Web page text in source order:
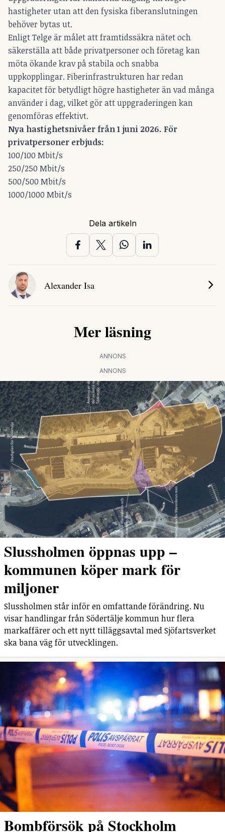
hastigheter utan att den fysiska fiberanslutningen
behöver bytas ut.
Enligt Telge är målet att framtidssäkra nätet och
säkerställa att både privatpersoner och företag kan
möta ökande krav på stabila och snabba
uppkopplingar. Fiberinfrastrukturen har redan
kapacitet för betydligt högre hastigheter än vad många
använder i dag, vilket gör att uppgraderingen kan
genomföras effektivt.
Nya hastighetsnivåer från 1 juni 2026. För
privatpersoner erbjuds:
100/100 Mbit/s
250/250 Mbit/s
500/500 Mbit/s
1000/1000 Mbit/s
Dela artikeln
Alexander Isa
Mer läsning
ANNONS
ANNONS
Slussholmen öppnas upp –
kommunen köper mark för
miljoner
Slussholmen står inför en omfattande förändring. Nu
visar handlingar från Södertälje kommun hur flera
markaffärer och ett nytt tilläggsavtal med Sjöfartsverket
ska bana väg för utvecklingen.
Bombförsök på Stockholm